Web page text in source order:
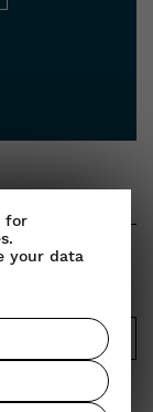
OK
for
your data